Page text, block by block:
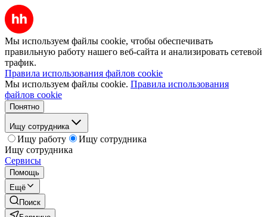
Мы используем файлы cookie, чтобы обеспечивать
правильную работу нашего веб-сайта и анализировать сетевой
трафик.
Правила использования файлов cookie
Мы используем файлы cookie. Правила использования
файлов cookie
Понятно
Ищу сотрудника
Ищу работу
Ищу сотрудника
Ищу сотрудника
Сервисы
Помощь
Ещё
Поиск